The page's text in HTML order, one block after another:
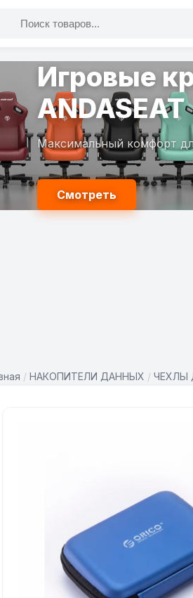
Игровые
ANDASEAT
Максимальный комфорт
Смотреть
/ НАКОПИТЕЛИ ДАННЫХ / ЧЕХЛЫ